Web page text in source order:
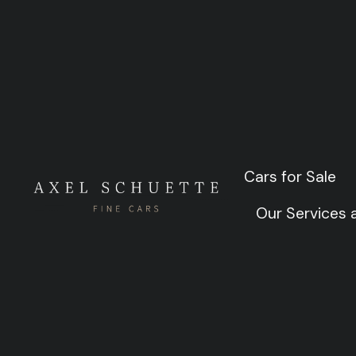
Cars for Sale
Our Services
Cars for Sale
Our Services